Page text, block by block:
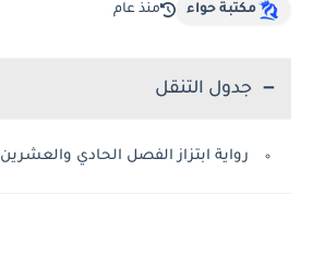
مكتبة حواء منذ عام
جدول التنقل
رواية ابتزاز الفصل الحادي والعشرين 21 بقلم صافي